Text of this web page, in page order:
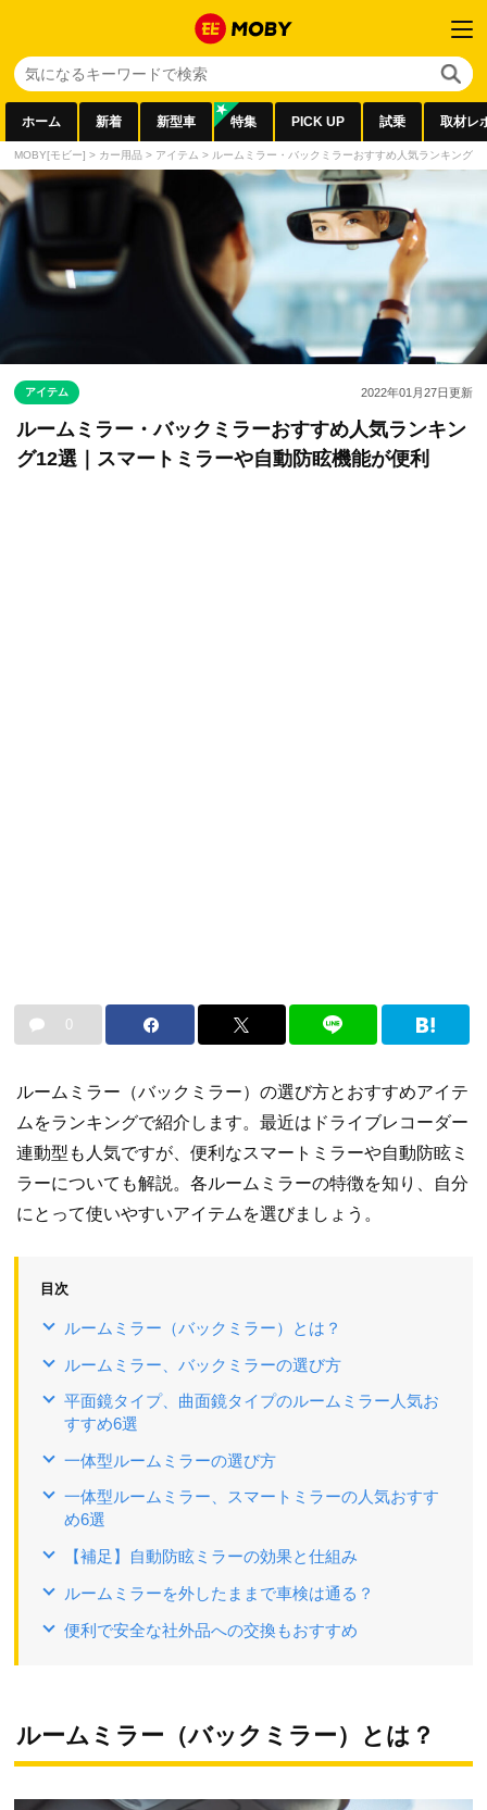
ホーム 新着 新型車 特集 PICK UP 試乗 取材レ
MOBY[モビー] > カー用品 > アイテム > ルームミラー・バックミラーおすすめ人気ランキング
アイテム 2022年01月27日更新
ルームミラー・バックミラーおすすめ人気ランキン
グ12選｜スマートミラーや自動防眩機能が便利
0
ルームミラー（バックミラー）の選び方とおすすめアイテ
ムをランキングで紹介します。最近はドライブレコーダー
連動型も人気ですが、便利なスマートミラーや自動防眩ミ
ラーについても解説。各ルームミラーの特徴を知り、自分
にとって使いやすいアイテムを選びましょう。
目次
ルームミラー（バックミラー）とは？
ルームミラー、バックミラーの選び方
平面鏡タイプ、曲面鏡タイプのルームミラー人気お
すすめ6選
一体型ルームミラーの選び方
一体型ルームミラー、スマートミラーの人気おすす
め6選
【補足】自動防眩ミラーの効果と仕組み
ルームミラーを外したままで車検は通る？
便利で安全な社外品への交換もおすすめ
ルームミラー（バックミラー）とは？